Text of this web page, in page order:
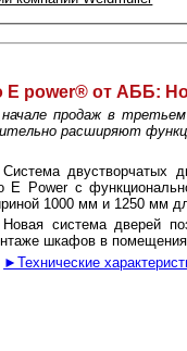
E power® от АББ:
продаж в
расширяют
Cистема двустворчатых
E Power с
1000 мм и 1250 мм
Новая система дверей
шкафов в
►Технические